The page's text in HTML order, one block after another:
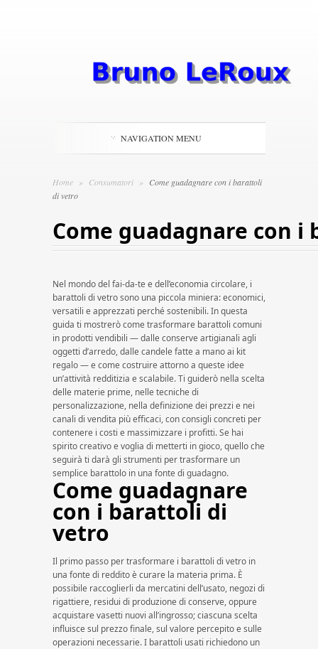
NAVIGATION MENU
Home » Consumatori » Come guadagnare con i barattoli
di vetro​​
Come guadagnare con
Nel mondo del fai-da-te e dell’economia circolare, i
barattoli di vetro sono una piccola miniera: economici,
versatili e apprezzati perché sostenibili. In questa
guida ti mostrerò come trasformare barattoli comuni
in prodotti vendibili — dalle conserve artigianali agli
oggetti d’arredo, dalle candele fatte a mano ai kit
regalo — e come costruire attorno a queste idee
un’attività redditizia e scalabile. Ti guiderò nella scelta
delle materie prime, nelle tecniche di
personalizzazione, nella definizione dei prezzi e nei
canali di vendita più efficaci, con consigli concreti per
contenere i costi e massimizzare i profitti. Se hai
spirito creativo e voglia di metterti in gioco, quello che
seguirà ti darà gli strumenti per trasformare un
semplice barattolo in una fonte di guadagno.
Come guadagnare
con i barattoli di
vetro​​
Il primo passo per trasformare i barattoli di vetro in
una fonte di reddito è curare la materia prima. È
possibile raccoglierli da mercatini dell’usato, negozi di
rigattiere, residui di produzione di conserve, oppure
acquistare vasetti nuovi all’ingrosso; ciascuna scelta
influisce sul prezzo finale, sul valore percepito e sulle
operazioni necessarie. I barattoli usati richiedono un